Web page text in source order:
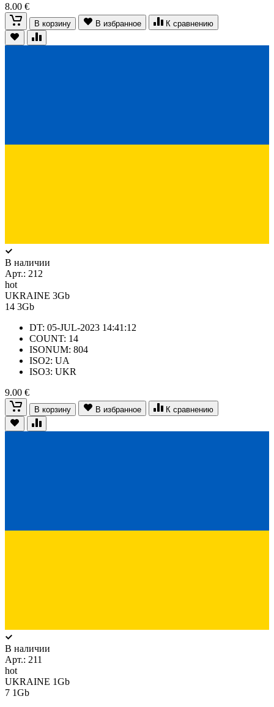
8.00 €
В корзину В избранное К сравнению
В наличии
Арт.: 212
hot
UKRAINE 3Gb
14 3Gb
DT: 05-JUL-2023 14:41:12
COUNT: 14
ISONUM: 804
ISO2: UA
ISO3: UKR
9.00 €
В корзину В избранное К сравнению
В наличии
Арт.: 211
hot
UKRAINE 1Gb
7 1Gb